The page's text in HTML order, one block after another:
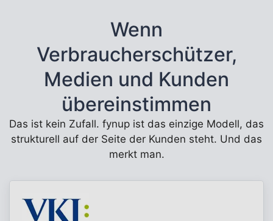
Wenn
Verbraucherschützer,
Medien und Kunden
übereinstimmen
Das ist kein Zufall. fynup ist das einzige Modell, das
strukturell auf der Seite der Kunden steht. Und das
merkt man.